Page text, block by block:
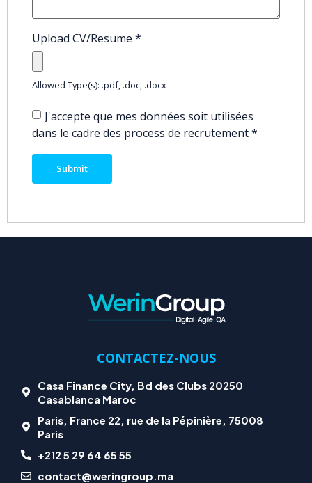
Upload CV/Resume *
Allowed Type(s): .pdf, .doc, .docx
J'accepte que mes données soit utilisées
dans le cadre des process de recrutement*
CONTACTEZ-NOUS
Casa Finance City, Bd des Clubs 20250
Casablanca Maroc
Paris, France 22, rue de la Pépinière, 75008
Paris
+212 5 29 64 65 55
contact@weringroup.ma